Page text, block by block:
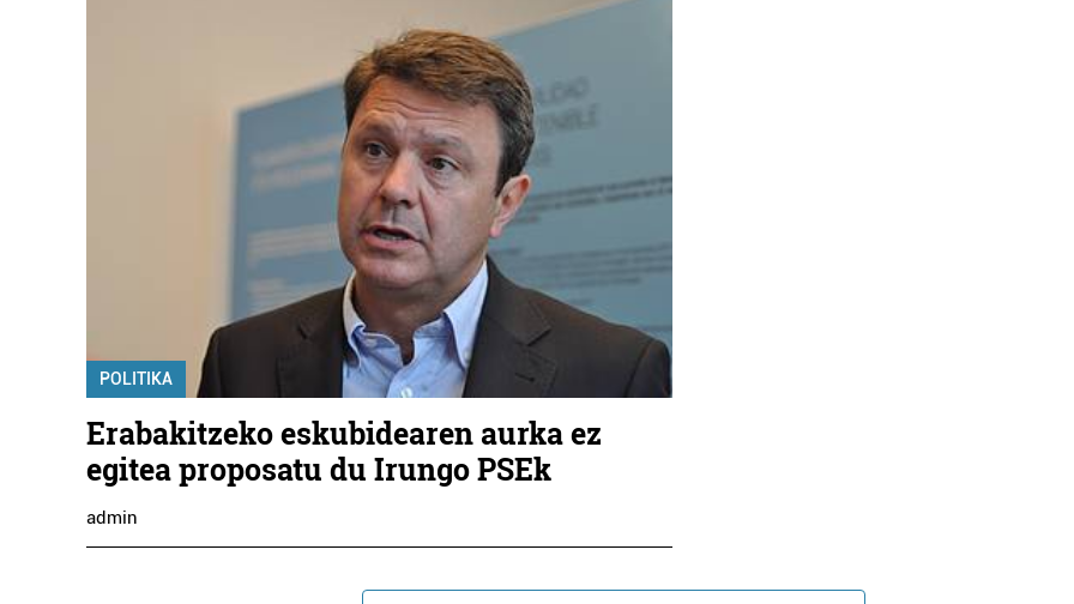
POLITIKA
Erabakitzeko eskubidearen aurka ez
egitea proposatu du Irungo PSEk
admin